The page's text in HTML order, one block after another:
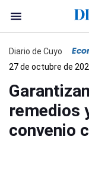
Diario de Cuyo
27 de octubre de
remedios
convenio